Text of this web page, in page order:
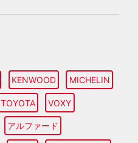
KENWOOD MICHELIN
TOYOTA VOXY
アルファード